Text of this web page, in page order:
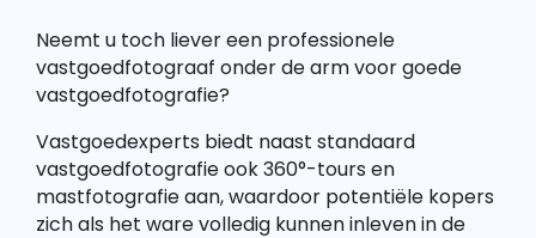
Neemt u toch liever een professionele
vastgoedfotograaf onder de arm voor goede
vastgoedfotografie?
Vastgoedexperts biedt naast standaard
vastgoedfotografie ook 360°-tours en
mastfotografie aan, waardoor potentiële kopers
zich als het ware volledig kunnen inleven in de